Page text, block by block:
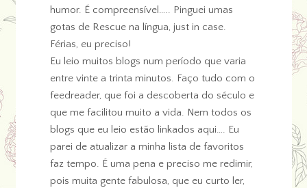
humor. É compreensível….. Pinguei umas
gotas de Rescue na língua, just in case.
Férias, eu preciso!
Eu leio muitos blogs num período que varia
entre vinte a trinta minutos. Faço tudo com o
feedreader, que foi a descoberta do século e
que me facilitou muito a vida. Nem todos os
blogs que eu leio estão linkados aqui…. Eu
parei de atualizar a minha lista de favoritos
faz tempo. É uma pena e preciso me redimir,
pois muita gente fabulosa, que eu curto ler,